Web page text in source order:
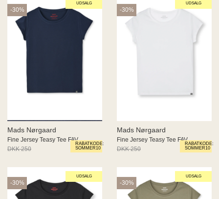
UDSALG
RABATKODE:
SOMMER10
-30%
Mads Nørgaard
Fine Jersey Teasy Tee FAV
DKK 250
DKK 175
UDSALG
RABATKODE:
SOMMER10
-30%
Mads Nørgaard
Fine Jersey Teasy Tee FAV
DKK 250
DKK 175
UDSALG
-30%
UDSALG
-30%